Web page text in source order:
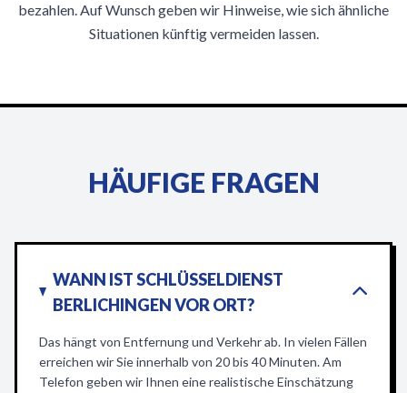
bezahlen. Auf Wunsch geben wir Hinweise, wie sich ähnliche
Situationen künftig vermeiden lassen.
HÄUFIGE FRAGEN
WANN IST SCHLÜSSELDIENST
BERLICHINGEN VOR ORT?
Das hängt von Entfernung und Verkehr ab. In vielen Fällen
erreichen wir Sie innerhalb von 20 bis 40 Minuten. Am
Telefon geben wir Ihnen eine realistische Einschätzung